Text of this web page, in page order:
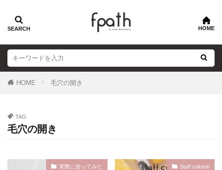
HOME 毛穴の開き
TAG
毛穴の開き
実際に使ってみた Staff column